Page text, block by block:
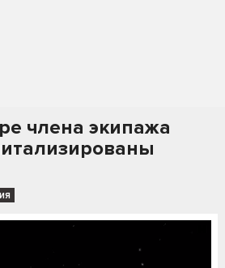
члена экипажа